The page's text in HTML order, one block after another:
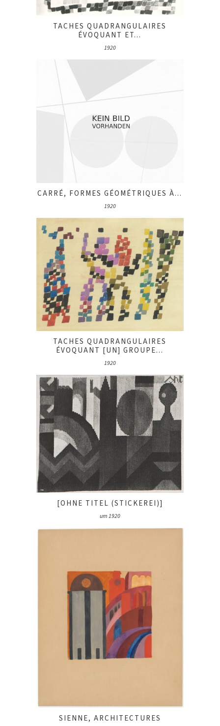
TACHES QUADRANGULAIRES
ÉVOQUANT ET...
1920
CARRÉ, FORMES GÉOMÉTRIQUES À...
1920
TACHES QUADRANGULAIRES
ÉVOQUANT [UN] GROUPE...
1920
[OHNE TITEL (STICKEREI)]
um 1920
SIENNE, ARCHITECTURES